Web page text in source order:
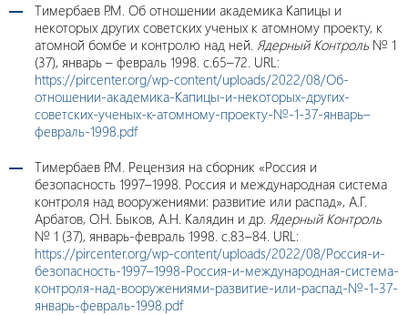
Тимербаев Р.М. Об отношении академика Капицы и
некоторых других советских ученых к атомному проекту, к
атомной бомбе и контролю над ней. Ядерный Контроль № 1
(37), январь – февраль 1998. с.65–72. URL:
https://pircenter.org/wp-content/uploads/2022/08/Об-
отношении-академика-Капицы-и-некоторых-других-
советских-ученых-к-атомному-проекту-№-1-37-январь–
февраль-1998.pdf
Тимербаев Р.М. Рецензия на сборник «Россия и
безопасность 1997–1998. Россия и международная система
контроля над вооружениями: развитие или распад», А.Г.
Арбатов, О.Н. Быков, А.Н. Калядин и др. Ядерный Контроль
№ 1 (37), январь-февраль 1998. с.83–84. URL:
https://pircenter.org/wp-content/uploads/2022/08/Россия-и-
безопасность-1997–1998-Россия-и-международная-система-
контроля-над-вооружениями-развитие-или-распад-№-1-37-
январь-февраль-1998.pdf